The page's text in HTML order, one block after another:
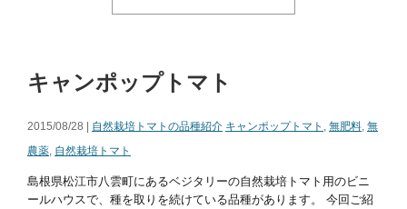
キャンポップトマト
2015/08/28 | 自然栽培トマトの品種紹介 キャンポップトマト , 無肥料, 無
農薬, 自然栽培トマト
島根県松江市八雲町にあるベジタリーの自然栽培トマト用のビニ
ールハウスで、種を取りを続けている品種があります。 今回ご紹